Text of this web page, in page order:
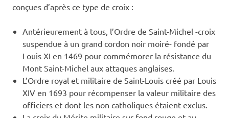
conçues d’après ce type de croix :
Antérieurement à tous, l’Ordre de Saint-Michel -croix
suspendue à un grand cordon noir moiré- fondé par
Louis XI en 1469 pour commémorer la résistance du
Mont Saint-Michel aux attaques anglaises.
L’Ordre royal et militaire de Saint-Louis créé par Louis
XIV en 1693 pour récompenser la valeur militaire des
officiers et dont les non catholiques étaient exclus.